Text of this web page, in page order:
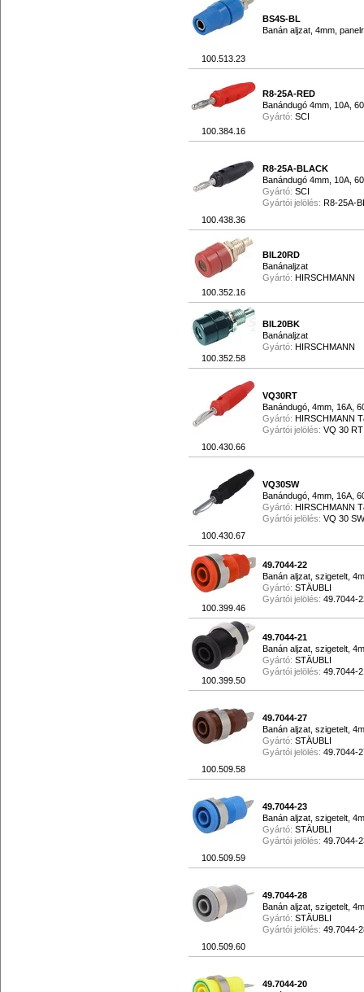
100.513.23
BS4S-BL
Banán aljzat, 4mm,
100.384.16
R8-25A-RED
Banándugó 4mm, 10A,
Gyártó: SCI
100.438.36
R8-25A-BLACK
Banándugó 4mm, 10A,
Gyártó: SCI
Gyártói jelölés: R8-25A-
100.352.16
BIL20RD
Banánaljzat
Gyártó: HIRSCHMANN
100.352.58
BIL20BK
Banánaljzat
Gyártó: HIRSCHMANN
100.430.66
VQ30RT
Banándugó, 4mm, 16A,
Gyártó: HIRSCHMANN
Gyártói jelölés: VQ 30 RT
100.430.67
VQ30SW
Banándugó, 4mm, 16A,
Gyártó: HIRSCHMANN
Gyártói jelölés: VQ 30 SW
100.399.46
49.7044-22
Banán aljzat, szigetelt,
Gyártó: STÄUBLI
Gyártói jelölés: 49.7044-
100.399.50
49.7044-21
Banán aljzat, szigetelt,
Gyártó: STÄUBLI
Gyártói jelölés: 49.7044-
100.509.58
49.7044-27
Banán aljzat, szigetelt,
Gyártó: STÄUBLI
Gyártói jelölés: 49.7044-
100.509.59
49.7044-23
Banán aljzat, szigetelt,
Gyártó: STÄUBLI
Gyártói jelölés: 49.7044-
100.509.60
49.7044-28
Banán aljzat, szigetelt,
Gyártó: STÄUBLI
Gyártói jelölés: 49.7044-
49.7044-20